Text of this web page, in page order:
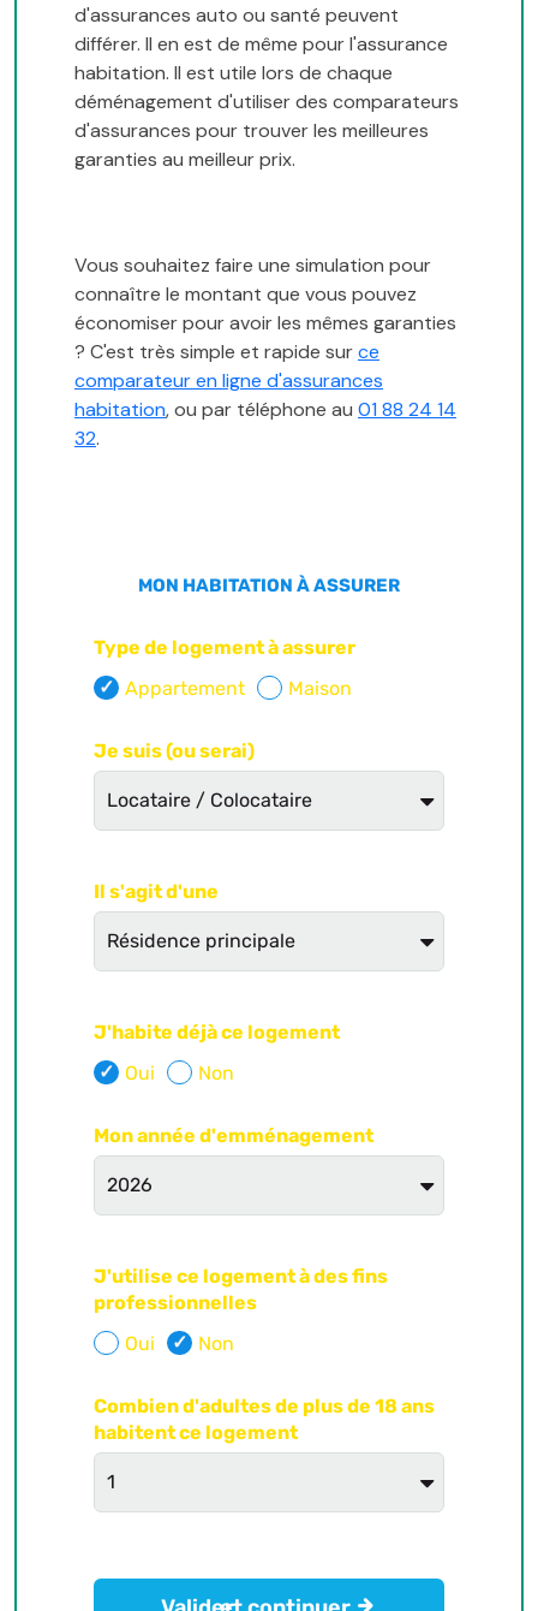
d'assurances auto ou santé peuvent
différer. Il en est de même pour l'assurance
habitation. Il est utile lors de chaque
déménagement d'utiliser des comparateurs
d'assurances pour trouver les meilleures
garanties au meilleur prix.
Vous souhaitez faire une simulation pour
connaître le montant que vous pouvez
économiser pour avoir les mêmes garanties
? C'est très simple et rapide surce
comparateur en ligne d'assurances
habitation, ou par téléphone au 01 88 24 14
32.